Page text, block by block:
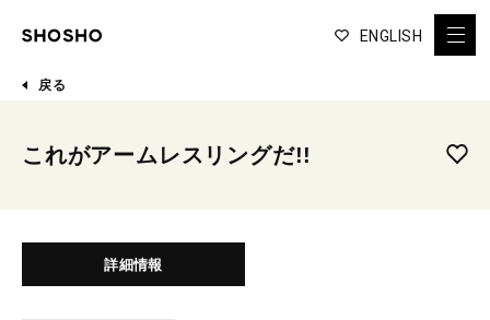
ENGLISH
戻る
これがアームレスリングだ!!
詳細情報